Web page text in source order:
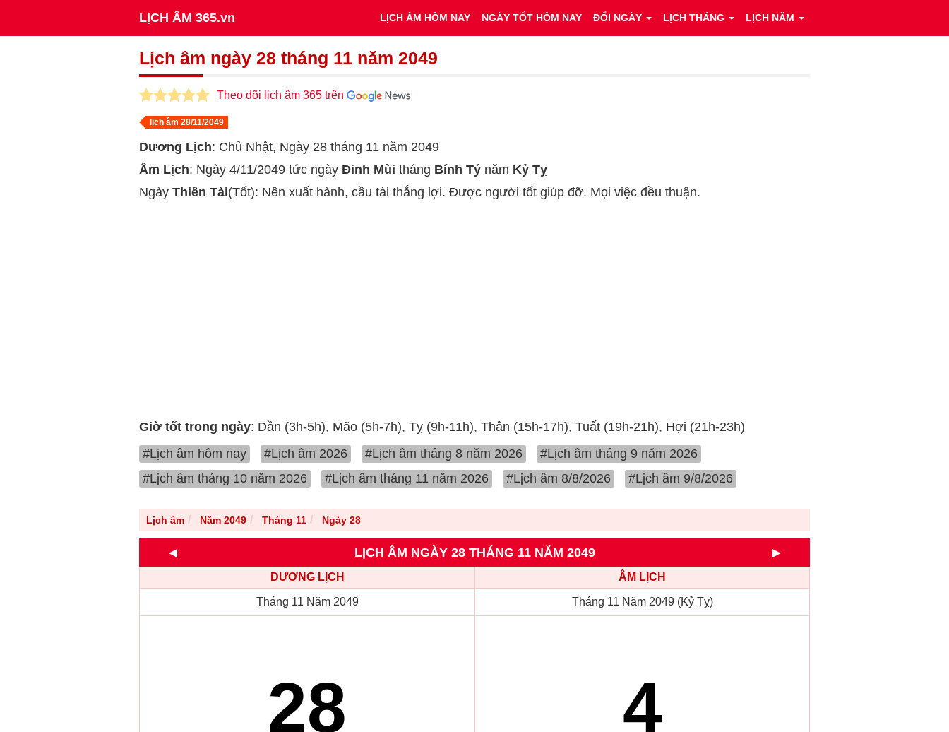
LỊCH ÂM 365.vn LỊCH ÂM HÔM NAY NGÀY TỐT HÔM NAY ĐỔI NGÀY LỊCH THÁNG LỊCH NĂM
Lịch âm ngày 28 tháng 11 năm 2049
Theo dõi lịch âm 365 trên
lịch âm 28/11/2049
Dương Lịch: Chủ Nhật, Ngày 28 tháng 11 năm 2049
Âm Lịch: Ngày 4/11/2049 tức ngày Đinh Mùi tháng Bính Tý năm Kỷ Tỵ
Ngày Thiên Tài(Tốt): Nên xuất hành, cầu tài thắng lợi. Được người tốt giúp đỡ. Mọi việc đều thuận.
Giờ tốt trong ngày: Dần (3h-5h), Mão (5h-7h), Tỵ (9h-11h), Thân (15h-17h), Tuất (19h-21h), Hợi (21h-23h)
#Lịch âm hôm nay
#Lịch âm 2026 #Lịch âm tháng 8 năm 2026
#Lịch âm tháng 9 năm 2026
#Lịch âm tháng 10 năm 2026
#Lịch âm tháng 11 năm 2026 #Lịch âm 8/8/2026 #Lịch âm 9/8/2026
Lịch âm Năm 2049 Tháng 11 Ngày 28
◄ LỊCH ÂM NGÀY 28 THÁNG 11 NĂM 2049 ►
DƯƠNG LỊCH ÂM LỊCH
Tháng 11 Năm 2049 Tháng 11 Năm 2049 (Kỷ Tỵ)
28 4